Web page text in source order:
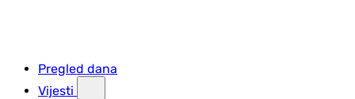
Pregled dana
Vijesti